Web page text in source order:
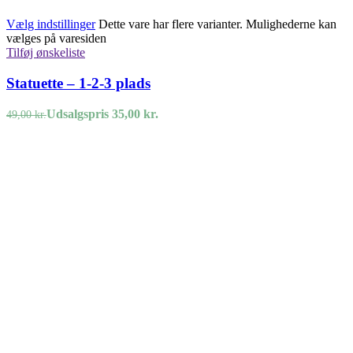
Vælg indstillinger Dette vare har flere varianter. Mulighederne kan
vælges på varesiden
Tilføj ønskeliste
Statuette – 1-2-3 plads
49,00kr.Udsalgspris 35,00 kr.